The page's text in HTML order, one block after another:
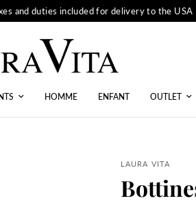
and duties included for delivery to the USA
HOMME ENFANT OUTLET
LAURA VITA